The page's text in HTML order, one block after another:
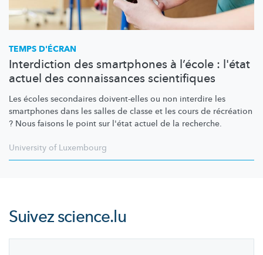
TEMPS D'ÉCRAN
Interdiction des smartphones à l’école : l'état
actuel des connaissances scientifiques
Les écoles secondaires doivent-elles ou non interdire les
smartphones dans les salles de classe et les cours de récréation
? Nous faisons le point sur l'état actuel de la recherche.
University of Luxembourg
Suivezscience.lu